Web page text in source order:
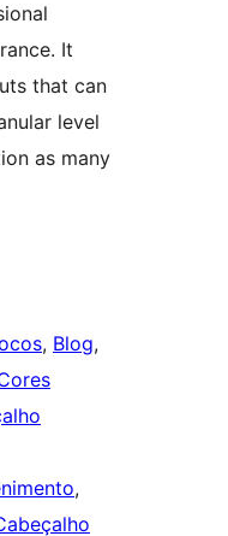
It
that can
level
as many
, Blog